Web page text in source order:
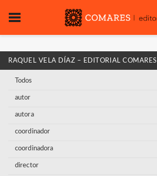
RAQUEL VELA DÍAZ – EDITORIAL COMARES
Todos
autor
autora
coordinador
coordinadora
director